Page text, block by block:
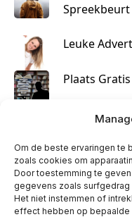
Om de beste ervaringen te
zoals cookies om
Door toestemming te
gegevens zoals
Het niet instemmen of
effect hebben op bepaalde
Spreekbeurt
Leuke
Plaats